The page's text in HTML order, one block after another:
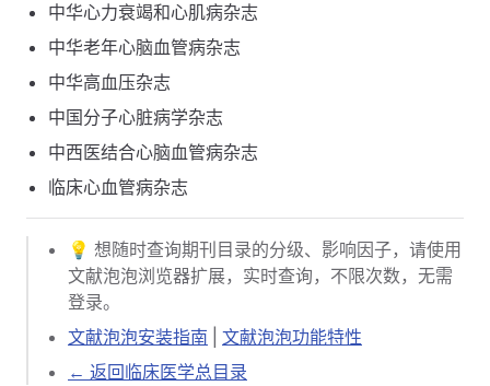
中华心力衰竭和心肌病杂志
中华老年心脑血管病杂志
中华高血压杂志
中国分子心脏病学杂志
中西医结合心脑血管病杂志
临床心血管病杂志
💡 想随时查询期刊目录的分级、影响因子，请使用
文献泡泡浏览器扩展，实时查询，不限次数，无需
登录。
文献泡泡安装指南
文献泡泡功能特性
← 返回临床医学总目录